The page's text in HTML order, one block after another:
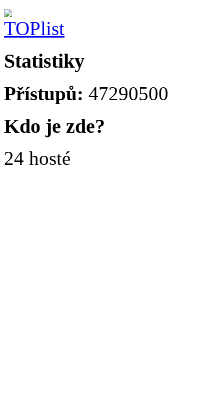
Statistiky
Přístupů: 47290500
Kdo je zde?
24 hosté